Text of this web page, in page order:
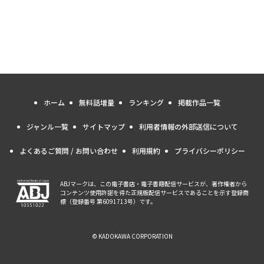
ホーム 無料話増量 ランキング 掲載作品一覧
ジャンル一覧 サイトマップ 利用者情報の外部送信について
よくあるご質問 / お問い合わせ 利用規約 プライバシーポリシー
ABJマークは、この電子書店・電子書籍配信サービスが、著作権者から
コンテンツ使用許諾を得た正規版配信サービスであることを示す登録商
標（登録番号 第6091713号）です。
© KADOKAWA CORPORATION